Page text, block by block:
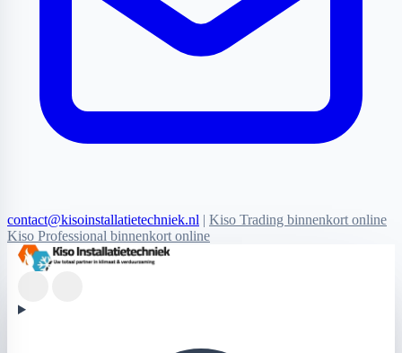
contact@kisoinstallatietechniek.nl | Kiso Trading binnenkort online
Kiso Professional binnenkort online